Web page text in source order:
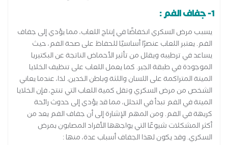
1- جفاف الفم :
يسبب مرض السكري انخفاضًا في إنتاج اللعاب، مما يؤدي إلى جفاف
الفم. يعتبر اللعاب عنصرًا أساسيًا للحفاظ على صحة الفم، حيث
يساعد في ترطيبه ويقلل من تأثير الأحماض الناتجة عن البكتيريا
الموجودة في طبقة الجير. كما يعمل اللعاب على تنظيف الخلايا
الميتة المتراكمة على اللسان واللثة وباطن الخدين. لذا، عندما يعاني
الشخص من مرض السكري وتقل كمية اللعاب التي تنتج، فإن الخلايا
الميتة في الفم تبدأ في التحلل، مما قد يؤدي إلى حدوث رائحة
كريهة في الفم. ومن المهم الإشارة إلى أن جفاف الفم يعد من
أكثر المشكلات شيوعًا التي يواجهها الأفراد المصابون بمرض
السكري. وقد يكون لهذا الجفاف أسباب عدة، منها :